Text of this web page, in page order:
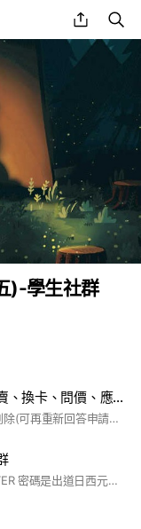
share
)-學生社群
BABYMONSTER寶怪的周邊買賣、換卡、問價、應援、交流
‼️不完整的回答或回答錯誤將會直接刪除(可再重新回答申請，數字按錯也是)‼️ ‼️麻煩請各位務必回答完整答案‼️ 9：00 a.m.~11：30 p.m.不定期放人進群 可在裡面買賣專輯、周邊、小卡、應援物 & 換卡、換物 & 問價 & 應援 #BABYMONSTER #寶怪 #Baemon #Monstiez #Ruka #河井瑠花 #Pharita #PharitaChaikong #Asa #榎並杏紗 #Ahyeon #鄭雅譞 #鄭雅賢 #Haram #Rami #申厦藍 #Rora #李茶仁 #Chiquita #RirachaPhondechaphipha #YG #KPOP
#babymonster #YG #BABYMONSTER 密碼是出道日西元年月日 共8碼 yyyymmdd 訊息被管理員刪除請再次查閱版規，屬模糊地帶被誤刪、誤封鎖、需申訴、無法進入，找臉書「BABYMONSTER村落 台灣周邊交易社」管理員